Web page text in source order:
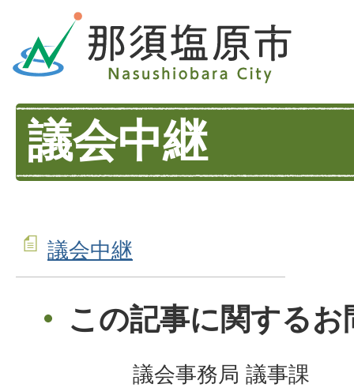
議会中継
議会中継
この記事に関する
議会事務局 議事課